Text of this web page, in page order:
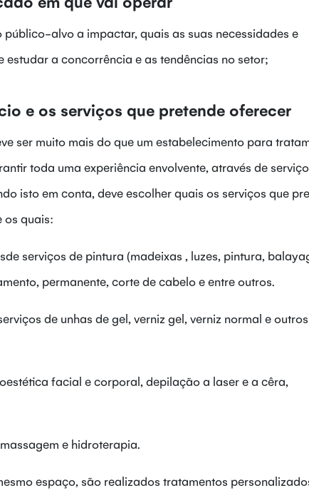
alvo a impactar, quais as suas necessidades e
a concorrência e as tendências no setor;
e os serviços que pretende oferecer
ser muito mais do que um estabelecimento para
toda uma experiência envolvente, através de
isto em conta, deve escolher quais os serviços que
os quais:
serviços de pintura (madeixas , luzes, pintura,
permanente, corte de cabelo e entre outros.
de unhas de gel, verniz gel, verniz normal e outros
facial e corporal, depilação a laser e a cêra,
e hidroterapia.
espaço, são realizados tratamentos